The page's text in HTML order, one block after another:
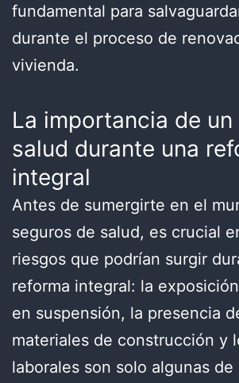
fundamental para
durante el proceso de
vivienda.
La importancia de
salud durante una
integral
Antes de sumergirte en el
seguros de salud, es crucial
riesgos que podrían surgir
reforma integral: la
en suspensión, la presencia
materiales de construcción y
laborales son solo algunas de